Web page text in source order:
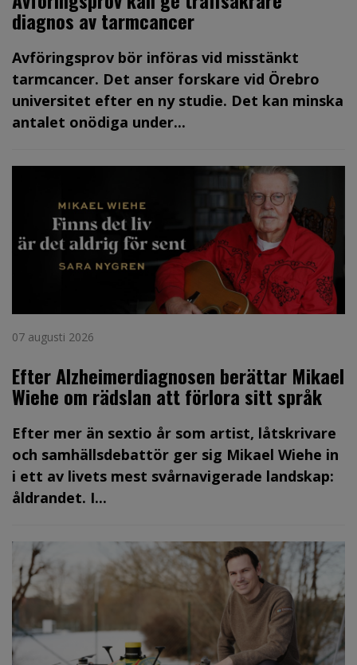
diagnos av tarmcancer
Avföringsprov bör införas vid misstänkt
tarmcancer. Det anser forskare vid Örebro
universitet efter en ny studie. Det kan minska
antalet onödiga under...
07 augusti 2026
Efter Alzheimerdiagnosen berättar Mikael
Wiehe om rädslan att förlora sitt språk
Efter mer än sextio år som artist, låtskrivare
och samhällsdebattör ger sig Mikael Wiehe in
i ett av livets mest svårnavigerade landskap:
åldrandet. I...